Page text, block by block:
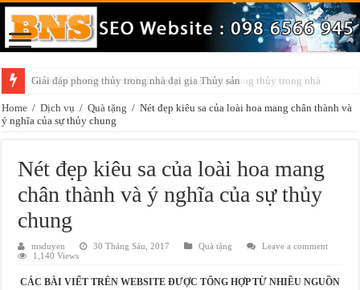
Những điều cần chú ý khi trang trí vật phẩm phong thủy trong nhà
Home / Dịch vụ / Quà tặng / Nét đẹp kiêu sa của loài hoa mang chân thành và
ý nghĩa của sự thủy chung
Nét đẹp kiêu sa của loài hoa mang
chân thành và ý nghĩa của sự thủy
chung
msduyen 30 Tháng Sáu, 2017 Quà tặng
Leave a comment
1,140 Views
CÁC BÀI VIẾT TRÊN WEBSITE ĐƯỢC TỔNG HỢP TỪ NHIỀU NGUỒN